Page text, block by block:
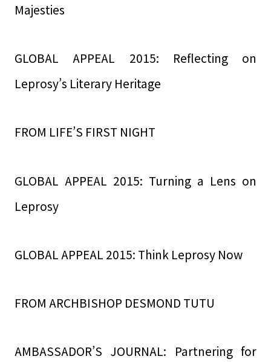
Majesties
GLOBAL APPEAL 2015: Reflecting on
Leprosy’s Literary Heritage
FROM LIFE’S FIRST NIGHT
GLOBAL APPEAL 2015: Turning a Lens on
Leprosy
GLOBAL APPEAL 2015: Think Leprosy Now
FROM ARCHBISHOP DESMOND TUTU
AMBASSADOR’S JOURNAL: Partnering for